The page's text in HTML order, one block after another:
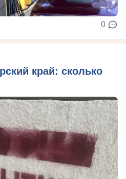
0
край: сколько